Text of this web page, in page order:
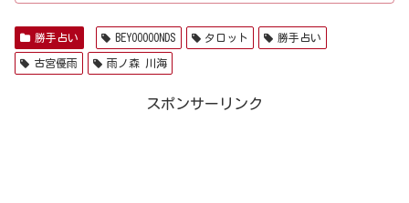
勝手占い BEYOOOOONDS タロット 勝手占い
古宮優雨 雨ノ森 川海
スポンサーリンク